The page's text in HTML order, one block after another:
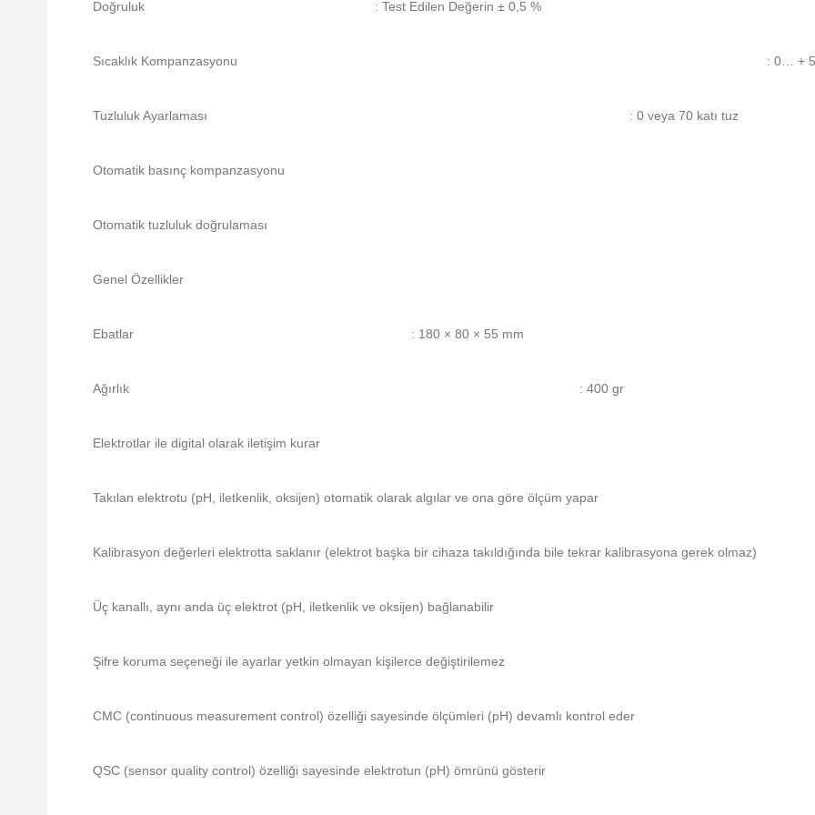
Doğruluk : Test Edilen Değerin ± 0,5 %
Sıcaklık Kompanzasyonu : 0… +
Tuzluluk Ayarlaması : 0 veya 70 katı tuz
Otomatik basınç kompanzasyonu
Otomatik tuzluluk doğrulaması
Genel Özellikler
Ebatlar : 180 × 80 × 55 mm
Ağırlık : 400 gr
Elektrotlar ile digital olarak iletişim kurar
Takılan elektrotu (pH, iletkenlik, oksijen) otomatik olarak algılar ve ona göre ölçüm yapar
Kalibrasyon değerleri elektrotta saklanır (elektrot başka bir cihaza takıldığında bile tekrar kalibrasyona gerek olmaz)
Üç kanallı, aynı anda üç elektrot (pH, iletkenlik ve oksijen) bağlanabilir
Şifre koruma seçeneği ile ayarlar yetkin olmayan kişilerce değiştirilemez
CMC (continuous measurement control) özelliği sayesinde ölçümleri (pH) devamlı kontrol eder
QSC (sensor quality control) özelliği sayesinde elektrotun (pH) ömrünü gösterir